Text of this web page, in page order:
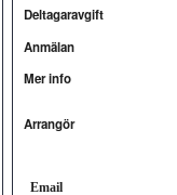
Deltagaravgift
Anmälan
Mer info
Arrangör
Email